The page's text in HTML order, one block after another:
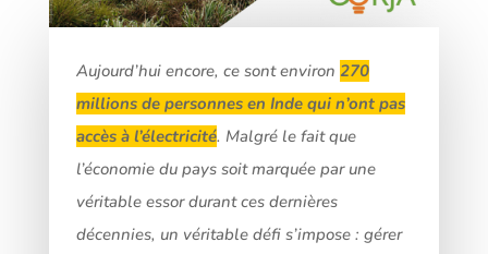
Aujourd’hui encore, ce sont environ 270
millions de personnes en Inde qui n’ont pas
accès à l’électricité. Malgré le fait que
l’économie du pays soit marquée par une
véritable essor durant ces dernières
décennies, un véritable défi s’impose : gérer